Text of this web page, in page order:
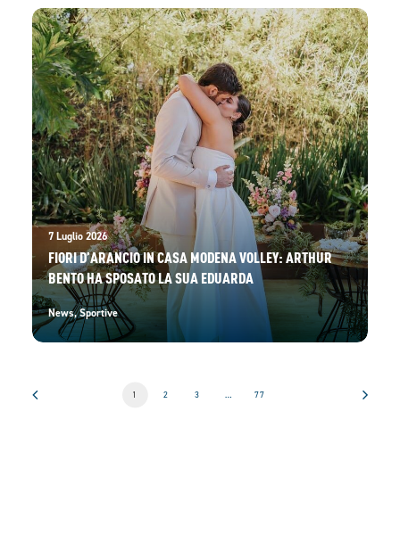
7 Luglio 2026
FIORI D’ARANCIO IN CASA MODENA VOLLEY: ARTHUR
BENTO HA SPOSATO LA SUA EDUARDA
News,Sportive
1 2 3 … 77